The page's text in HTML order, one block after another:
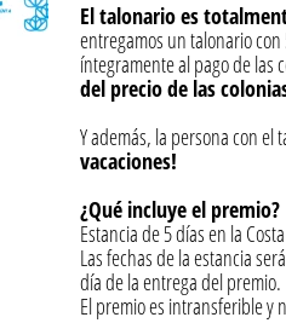
El talonario es
entregamos un talonario
íntegramente al pago de las
del precio de las
Y además, la persona con el
vacaciones!
¿Qué incluye el premio?
Estancia de 5 días en la
Las fechas de la estancia
día de la entrega del premio.
El premio es intransferible y